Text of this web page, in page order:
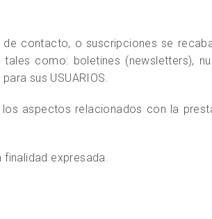
contacto, o suscripciones se
como: boletines (newsletters),
sus USUARIOS.
aspectos relacionados con la
expresada.